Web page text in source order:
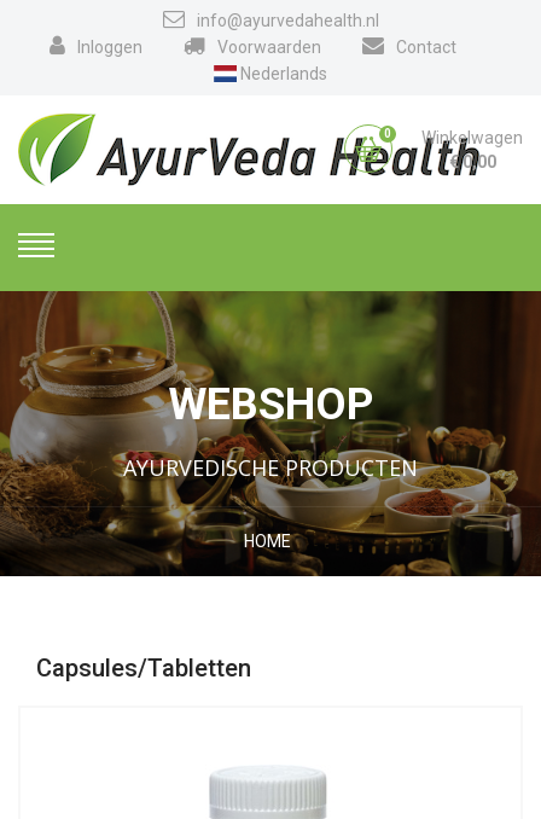
info@ayurvedahealth.nl
Inloggen
Voorwaarden
Contact
Nederlands
0
Winkelwagen
€0,00
WEBSHOP
AYURVEDISCHE PRODUCTEN
HOME
Capsules/Tabletten